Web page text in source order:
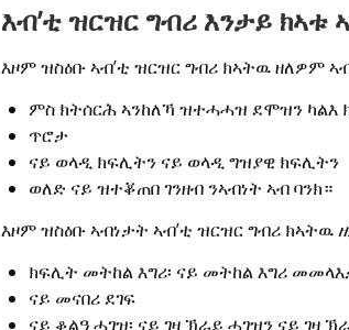
እብ’ቲ ዝርዝር ግብሪ እንታይ ክኣቱ
እዞም ዝስዕቡ ኣብ’ቲ ዝርዝር ግብሪ ክኣትዉ ዘለዎም
ምስ ክትሰርሕ ኣንከለኻ ዝተሓሓዝ ደሞዝን ካልእ
ጥሮታ
ናይ ወላዲ ክፍሊትን ናይ ወላዲ ግዝያዊ ክፍሊትን
ወለድ ናይ ዝተቖጠበ ገንዘብ ንኣብነት ኣብ ባንክ።
እዞም ዝስዕቡ ኣብነታት ኣብ’ቲ ዝርዝር ግብሪ ክኣትዉ
ክፍሊት መትከል እግሪ፡ ናይ መትከል እግሪ
ናይ መናበሪ ደገፍ
ናይ ቆልዓ ሓገዝ፡ ናይ ገዛ ኽራይ ሓገዝን ናይ ገዛ